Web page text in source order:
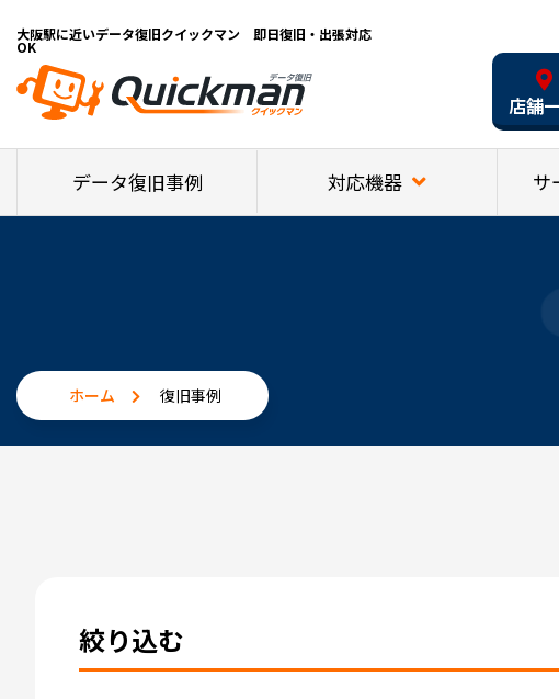
大阪駅に近いデータ復旧クイックマン 即日復旧・出張対応
OK
店舗
データ復旧事例 対応機器 サ
ホーム 復旧事例
絞り込む